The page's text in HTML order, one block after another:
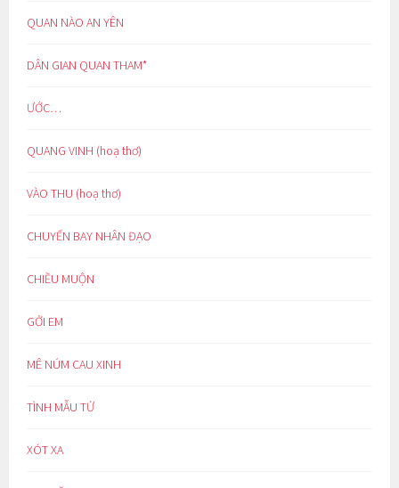
QUAN NÀO AN YÊN
DÂN GIAN QUAN THAM*
ƯỚC…
QUANG VINH (hoạ thơ)
VÀO THU (hoạ thơ)
CHUYẾN BAY NHÂN ĐẠO
CHIỀU MUỘN
GỞI EM
MÊ NÚM CAU XINH
TÌNH MẪU TỬ
XÓT XA